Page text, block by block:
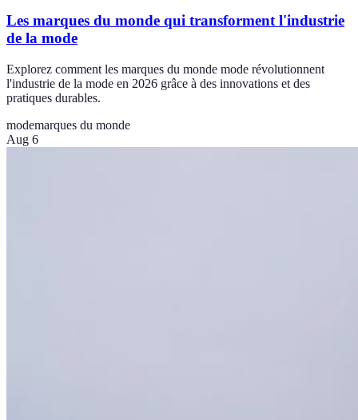
Les marques du monde qui transforment l'industrie
de la mode
Explorez comment les marques du monde mode révolutionnent
l'industrie de la mode en 2026 grâce à des innovations et des
pratiques durables.
modemarques du monde
Aug 6